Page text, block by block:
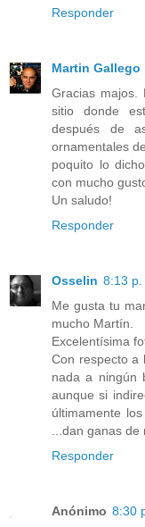
Responder
Martin Gallego
Gracias majos.
sitio donde
después de
ornamentales
poquito lo
con mucho
Un saludo!
Responder
Osselin 8:13 p.
Me gusta tu
mucho Martín.
Excelentísima
Con respecto a
nada a ningún
aunque si
últimamente
...dan ganas de
Responder
Anónimo 8:30